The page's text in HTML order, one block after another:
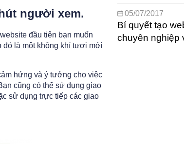
người xem.
đầu tiên bạn muốn
đó là một không khí tươi mới
hứng và ý tưởng cho việc
cũng có thể sử dụng giao
sử dụng trực tiếp các giao
05/07/2017
Bí quyết tạo
chuyên nghiệp